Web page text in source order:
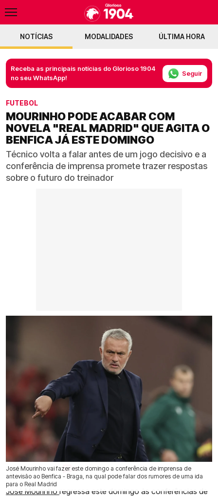
NOTÍCIAS MODALIDADES ÚLTIMA HORA
Receba as principais notícias do Glorioso 1904
no seu WhatsApp!
Seguir
FUTEBOL
MOURINHO PODE ACABAR COM
NOVELA "REAL MADRID" QUE AGITA O
BENFICA JÁ ESTE DOMINGO
Técnico volta a falar antes de um jogo decisivo e a
conferência de imprensa promete trazer respostas
sobre o futuro do treinador
José Mourinho vai fazer este domingo a conferência de imprensa de
antevisão ao Benfica - Braga, na qual pode falar dos rumores de uma ida
para o Real Madrid
09 Mai 2026 | 16:22 | 0
José Mourinho regressa este domingo às conferências de